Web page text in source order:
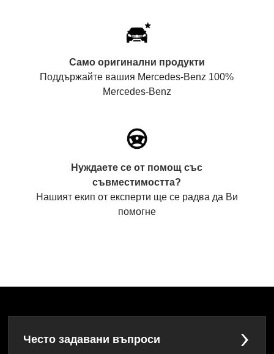
Само оригинални продукти
Поддържайте вашия Mercedes-Benz 100%
Mercedes-Benz
Нуждаете се от помощ със
съвместимостта?
Нашият екип от експерти ще се радва да Ви
помогне
Често задавани въпроси